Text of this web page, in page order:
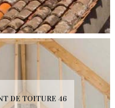
DE TOITURE 46